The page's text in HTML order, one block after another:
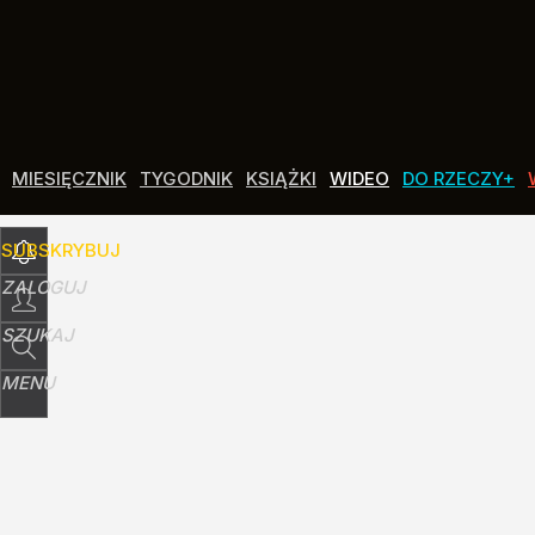
MIESIĘCZNIK TYGODNIK KSIĄŻKI WIDEO DO RZECZY+
SUBSKRYBUJ
ZALOGUJ
SZUKAJ
MENU